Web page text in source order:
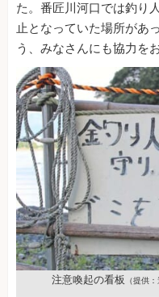
た。番匠川河口では釣り
止となっていた場所があ
う、みなさんにも協力を
注意喚起の看板 （提供